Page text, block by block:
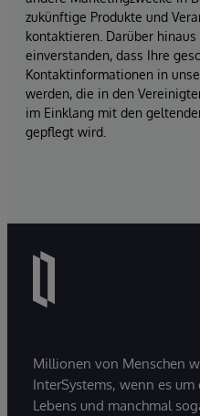
zukünftige Produkte und
kontaktieren. Darüber
einverstanden, dass Ihre
Kontaktinformationen in
werden, die in den
im Einklang mit den
gepflegt wird.
Millionen von Menschen
InterSystems, wenn es
Lebens und manchmal